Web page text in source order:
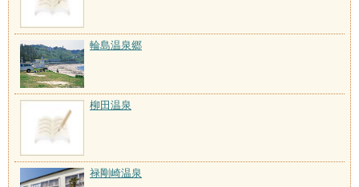
輪島温泉郷
柳田温泉
禄剛崎温泉